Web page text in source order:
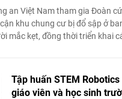
an Việt Nam tham gia Đoàn
khu chung cư bị đổ sập ở
mắc kẹt, đồng thời triển khai
Tập huấn STEM
giáo viên và học sinh